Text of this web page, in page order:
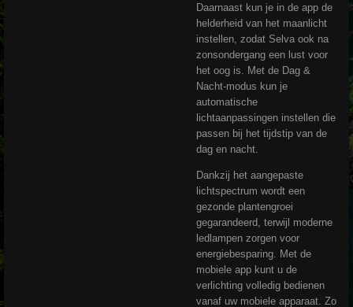
Daarnaast kun je in de app de
helderheid van het maanlicht
instellen, zodat Selva ook na
zonsondergang een lust voor
het oog is. Met de Dag &
Nacht-modus kun je
automatische
lichtaanpassingen instellen die
passen bij het tijdstip van de
dag en nacht.
Dankzij het aangepaste
lichtspectrum wordt een
gezonde plantengroei
gegarandeerd, terwijl moderne
ledlampen zorgen voor
energiebesparing. Met de
mobiele app kunt u de
verlichting volledig bedienen
vanaf uw mobiele apparaat. Zo